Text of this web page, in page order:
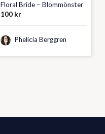
Floral Bride – Blommönster
100 kr
Phelicia Berggren